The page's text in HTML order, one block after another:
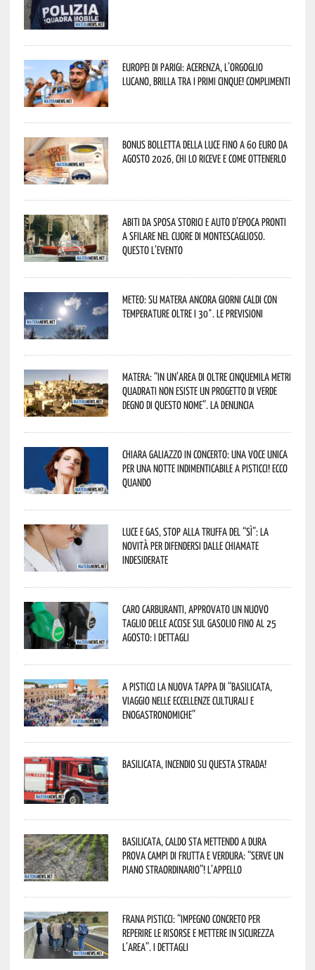
Europei di Parigi: Acerenza, l’orgoglio
lucano, brilla tra i primi cinque! Complimenti
Bonus bolletta della luce fino a 60 euro da
agosto 2026, chi lo riceve e come ottenerlo
Abiti da sposa storici e auto d’epoca pronti
a sfilare nel cuore di Montescaglioso.
Questo l’evento
Meteo: su Matera ancora giorni caldi con
temperature oltre i 30°. Le previsioni
Matera: “In un’area di oltre cinquemila metri
quadrati non esiste un progetto di verde
degno di questo nome”. La denuncia
Chiara Galiazzo in concerto: una voce unica
per una notte indimenticabile a Pisticci! Ecco
quando
Luce e gas, stop alla truffa del “Sì”: la
novità per difendersi dalle chiamate
indesiderate
Caro carburanti, approvato un nuovo
taglio delle accise sul gasolio fino al 25
agosto: i dettagli
A Pisticci la nuova tappa di “Basilicata,
viaggio nelle eccellenze culturali e
enogastronomiche”
Basilicata, incendio su questa strada!
Basilicata, caldo sta mettendo a dura
prova campi di frutta e verdura: “Serve un
piano straordinario”! L’appello
Frana Pisticci: “Impegno concreto per
reperire le risorse e mettere in sicurezza
l’area”. I dettagli